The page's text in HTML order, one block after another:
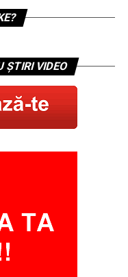
ȘTIRI VIDEO